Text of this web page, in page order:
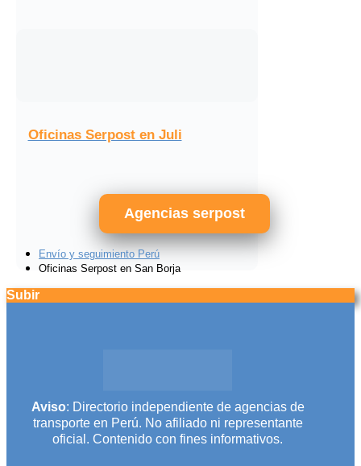
Oficinas Serpost en Juli
Agencias serpost
Envío y seguimiento Perú
Oficinas Serpost en San Borja
Subir
Aviso: Directorio independiente de agencias de
transporte en Perú. No afiliado ni representante
oficial. Contenido con fines informativos.